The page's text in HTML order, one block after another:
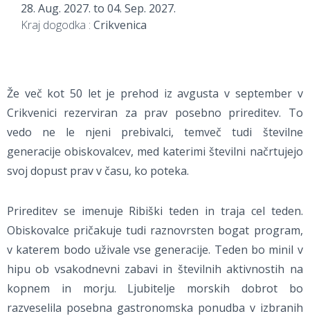
28. Aug. 2027. to 04. Sep. 2027.
Kraj dogodka : Crikvenica
Že več kot 50 let je prehod iz avgusta v september v
Crikvenici rezerviran za prav posebno prireditev. To
vedo ne le njeni prebivalci, temveč tudi številne
generacije obiskovalcev, med katerimi številni načrtujejo
svoj dopust prav v času, ko poteka.
Prireditev se imenuje Ribiški teden in traja cel teden.
Obiskovalce pričakuje tudi raznovrsten bogat program,
v katerem bodo uživale vse generacije. Teden bo minil v
hipu ob vsakodnevni zabavi in številnih aktivnostih na
kopnem in morju. Ljubitelje morskih dobrot bo
razveselila posebna gastronomska ponudba v izbranih